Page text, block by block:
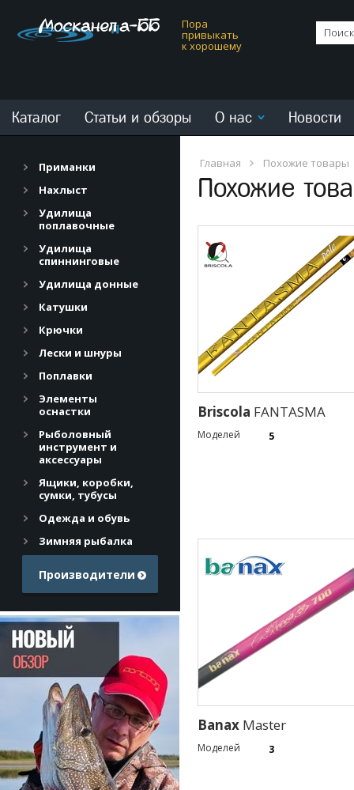
Пора
привыкать
к хорошему
Каталог Статьи и обзоры О нас Новости
Главная Похожие товары
Похожие
Briscola FANTASMA
Моделей 5
Banax Master
Моделей 3
Приманки
Нахлыст
Удилища
поплавочные
Удилища
спиннинговые
Удилища донные
Катушки
Крючки
Лески и шнуры
Поплавки
Элементы
оснастки
Рыболовный
инструмент и
аксессуары
Ящики, коробки,
сумки, тубусы
Одежда и обувь
Зимняя рыбалка
Производители